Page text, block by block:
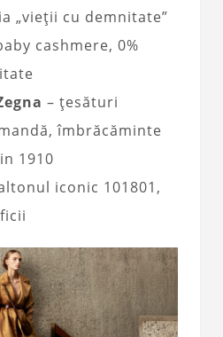
„vieții cu demnitate”
cashmere, 0%
– țesături
îmbrăcăminte
1910
iconic 101801,